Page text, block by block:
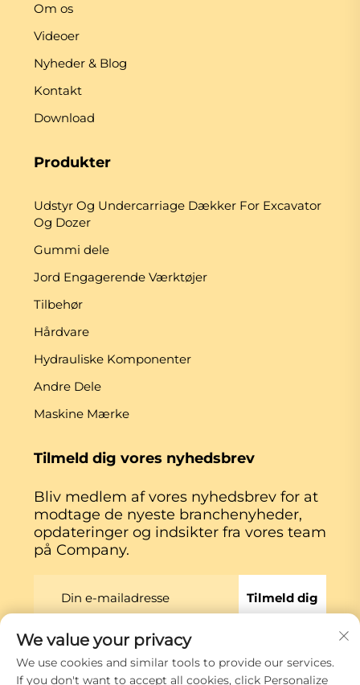
Om os
Videoer
Nyheder & Blog
Kontakt
Download
Produkter
Udstyr Og Undercarriage Dækker For Excavator
Og Dozer
Gummi dele
Jord Engagerende Værktøjer
Tilbehør
Hårdvare
Hydrauliske Komponenter
Andre Dele
Maskine Mærke
Tilmeld dig vores nyhedsbrev
Bliv medlem af vores nyhedsbrev for at
modtage de nyeste branchenyheder,
opdateringer og indsikter fra vores team
på Company.
Tilmeld dig
Copyright © Xiamen Globe Machine Co.,ltd.
Privatlivspolitik
We value your privacy
We use cookies and similar tools to provide our services.
If you don't want to accept all cookies, click Personalize